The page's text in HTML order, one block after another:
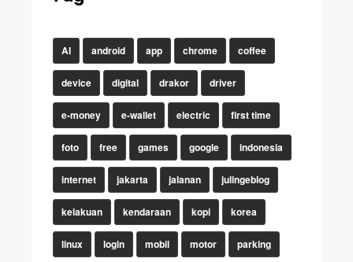
AI android app chrome coffee
device digital drakor driver
e-money e-wallet electric first time
foto free games google indonesia
internet jakarta jalanan julingeblog
kelakuan kendaraan kopi korea
linux login mobil motor parking